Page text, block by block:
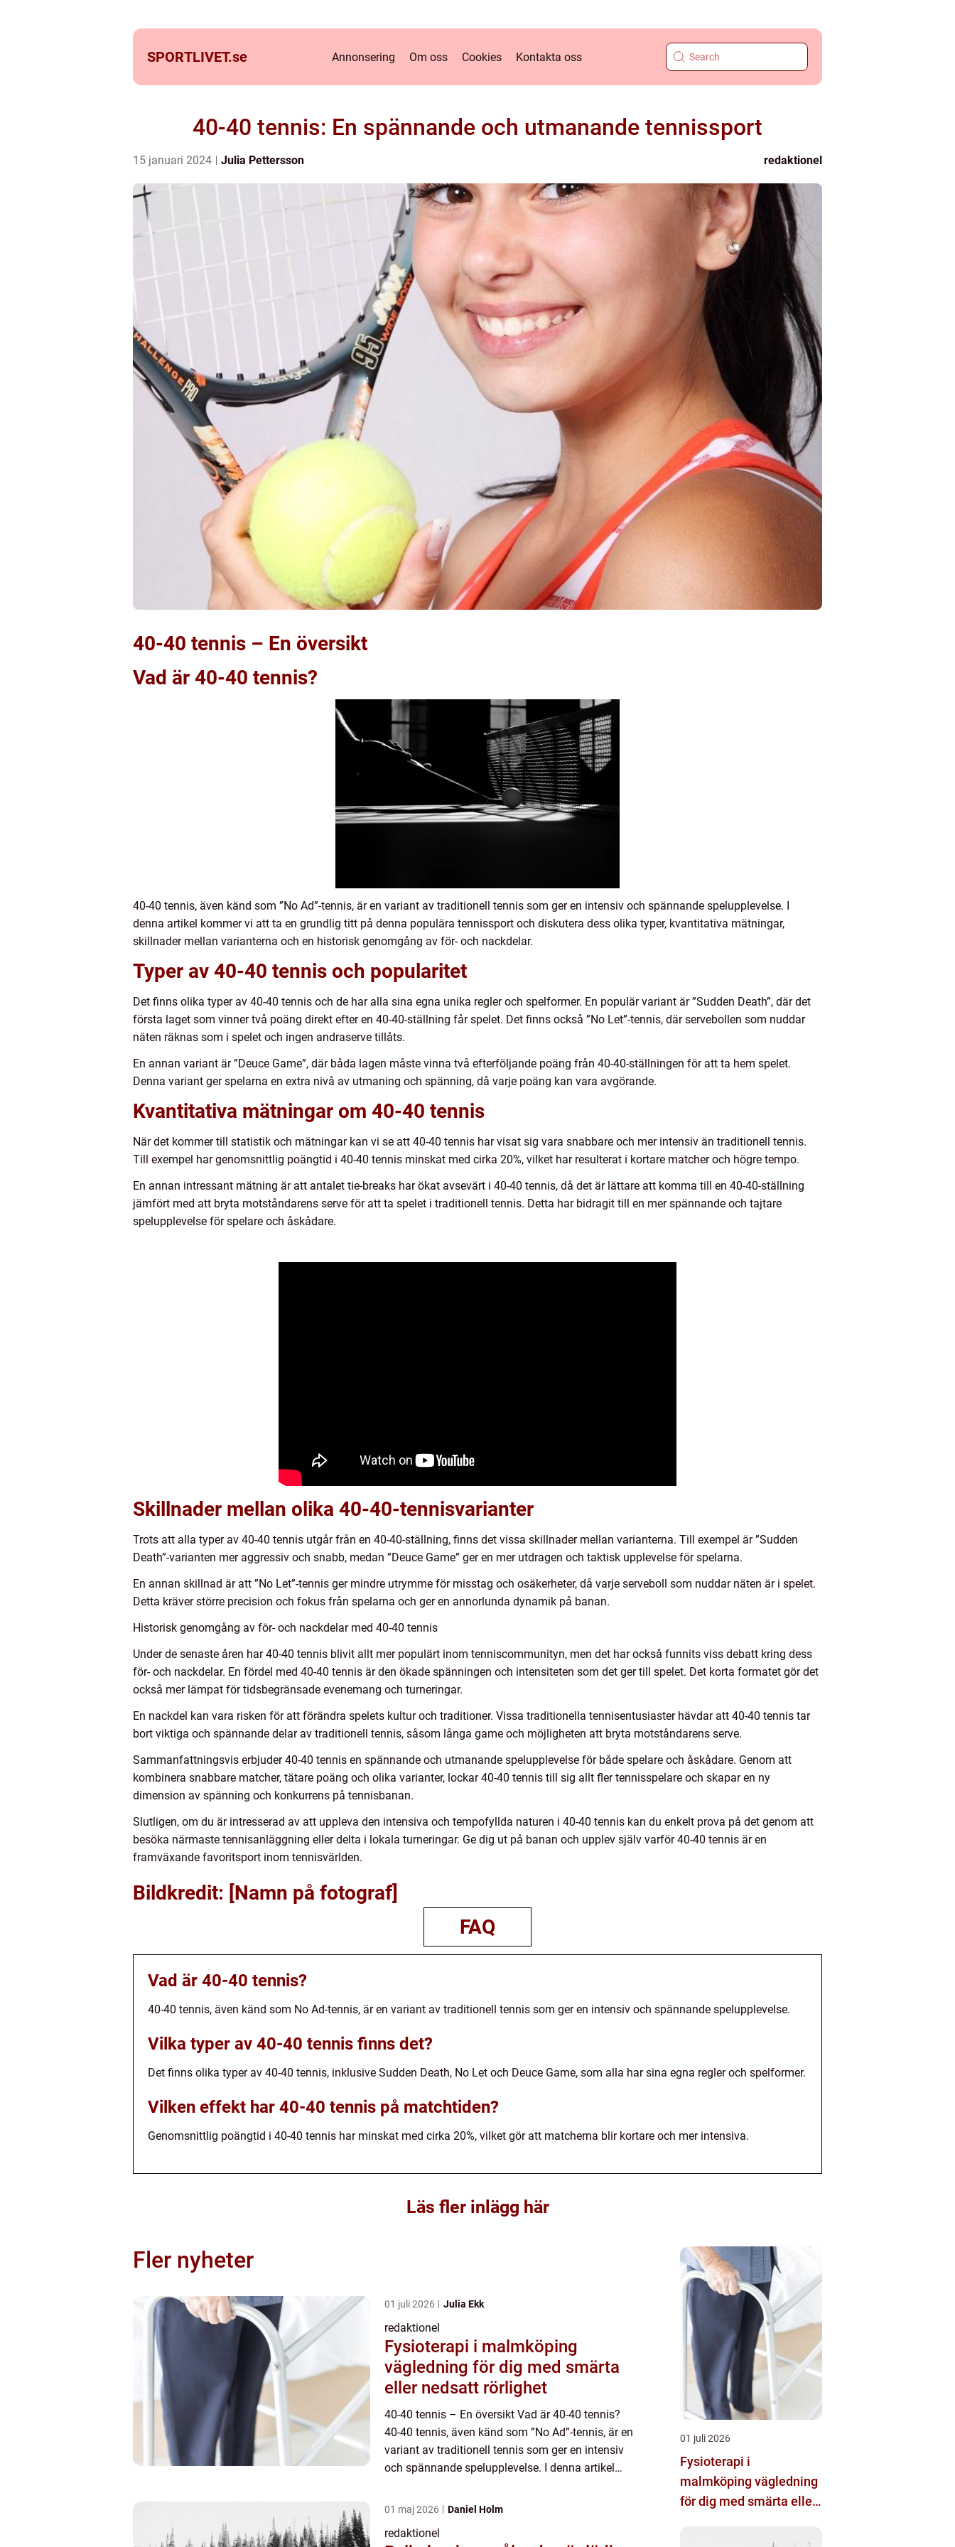
SPORTLIVET.se Annonsering Om oss Cookies Kontakta oss
40-40 tennis: En spännande och utmanande tennissport
15 januari 2024 Julia Pettersson redaktionel
40-40 tennis – En översikt
Vad är 40-40 tennis?
40-40 tennis, även känd som ”No Ad”-tennis, är en variant av traditionell tennis som ger en intensiv och spännande spelupplevelse. I
denna artikel kommer vi att ta en grundlig titt på denna populära tennissport och diskutera dess olika typer, kvantitativa mätningar,
skillnader mellan varianterna och en historisk genomgång av för- och nackdelar.
Typer av 40-40 tennis och popularitet
Det finns olika typer av 40-40 tennis och de har alla sina egna unika regler och spelformer. En populär variant är ”Sudden Death”, där det
första laget som vinner två poäng direkt efter en 40-40-ställning får spelet. Det finns också ”No Let”-tennis, där servebollen som nuddar
näten räknas som i spelet och ingen andraserve tillåts.
En annan variant är ”Deuce Game”, där båda lagen måste vinna två efterföljande poäng från 40-40-ställningen för att ta hem spelet.
Denna variant ger spelarna en extra nivå av utmaning och spänning, då varje poäng kan vara avgörande.
Kvantitativa mätningar om 40-40 tennis
När det kommer till statistik och mätningar kan vi se att 40-40 tennis har visat sig vara snabbare och mer intensiv än traditionell tennis.
Till exempel har genomsnittlig poängtid i 40-40 tennis minskat med cirka 20%, vilket har resulterat i kortare matcher och högre tempo.
En annan intressant mätning är att antalet tie-breaks har ökat avsevärt i 40-40 tennis, då det är lättare att komma till en 40-40-ställning
jämfört med att bryta motståndarens serve för att ta spelet i traditionell tennis. Detta har bidragit till en mer spännande och tajtare
spelupplevelse för spelare och åskådare.
Skillnader mellan olika 40-40-tennisvarianter
Trots att alla typer av 40-40 tennis utgår från en 40-40-ställning, finns det vissa skillnader mellan varianterna. Till exempel är ”Sudden
Death”-varianten mer aggressiv och snabb, medan ”Deuce Game” ger en mer utdragen och taktisk upplevelse för spelarna.
En annan skillnad är att ”No Let”-tennis ger mindre utrymme för misstag och osäkerheter, då varje serveboll som nuddar näten är i spelet.
Detta kräver större precision och fokus från spelarna och ger en annorlunda dynamik på banan.
Historisk genomgång av för- och nackdelar med 40-40 tennis
Under de senaste åren har 40-40 tennis blivit allt mer populärt inom tenniscommunityn, men det har också funnits viss debatt kring dess
för- och nackdelar. En fördel med 40-40 tennis är den ökade spänningen och intensiteten som det ger till spelet. Det korta formatet gör det
också mer lämpat för tidsbegränsade evenemang och turneringar.
En nackdel kan vara risken för att förändra spelets kultur och traditioner. Vissa traditionella tennisentusiaster hävdar att 40-40 tennis tar
bort viktiga och spännande delar av traditionell tennis, såsom långa game och möjligheten att bryta motståndarens serve.
Sammanfattningsvis erbjuder 40-40 tennis en spännande och utmanande spelupplevelse för både spelare och åskådare. Genom att
kombinera snabbare matcher, tätare poäng och olika varianter, lockar 40-40 tennis till sig allt fler tennisspelare och skapar en ny
dimension av spänning och konkurrens på tennisbanan.
Slutligen, om du är intresserad av att uppleva den intensiva och tempofyllda naturen i 40-40 tennis kan du enkelt prova på det genom att
besöka närmaste tennisanläggning eller delta i lokala turneringar. Ge dig ut på banan och upplev själv varför 40-40 tennis är en
framväxande favoritsport inom tennisvärlden.
Bildkredit: [Namn på fotograf]
FAQ
Vad är 40-40 tennis?
40-40 tennis, även känd som No Ad-tennis, är en variant av traditionell tennis som ger en intensiv och spännande spelupplevelse.
Vilka typer av 40-40 tennis finns det?
Det finns olika typer av 40-40 tennis, inklusive Sudden Death, No Let och Deuce Game, som alla har sina egna regler och spelformer.
Vilken effekt har 40-40 tennis på matchtiden?
Genomsnittlig poängtid i 40-40 tennis har minskat med cirka 20%, vilket gör att matcherna blir kortare och mer intensiva.
Läs fler inlägg här
Fler nyheter
01 juli 2026 Julia Ekk
redaktionel
Fysioterapi i malmköping
vägledning för dig med smärta
eller nedsatt rörlighet
40-40 tennis – En översikt Vad är 40-40 tennis?
40-40 tennis, även känd som ”No Ad”-tennis, är en
variant av traditionell tennis som ger en intensiv
och spännande spelupplevelse. I denna artikel
01 maj 2026 Daniel Holm
redaktionel
01 juli 2026
Fysioterapi i
malmköping vägledning
för dig med smärta eller